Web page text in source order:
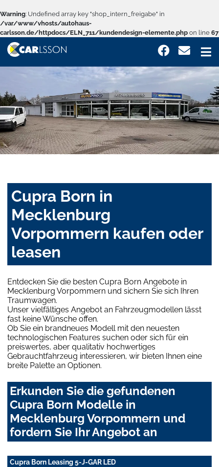
Warning: Undefined array key "shop_intern_freigabe" in
/var/www/vhosts/autohaus-
carlsson.de/httpdocs/ELN_711/kundendesign-elemente.php on line 67
Cupra Born in
Mecklenburg
Vorpommern kaufen oder
leasen
Entdecken Sie die besten Cupra Born Angebote in
Mecklenburg Vorpommern und sichern Sie sich Ihren
Traumwagen.
Unser vielfältiges Angebot an Fahrzeugmodellen lässt
fast keine Wünsche offen.
Ob Sie ein brandneues Modell mit den neuesten
technologischen Features suchen oder sich für ein
preiswertes, aber qualitativ hochwertiges
Gebrauchtfahrzeug interessieren, wir bieten Ihnen eine
breite Palette an Optionen.
Erkunden Sie die gefundenen
Cupra Born Modelle in
Mecklenburg Vorpommern und
fordern Sie Ihr Angebot an
Cupra Born Leasing 5-J-GAR LED